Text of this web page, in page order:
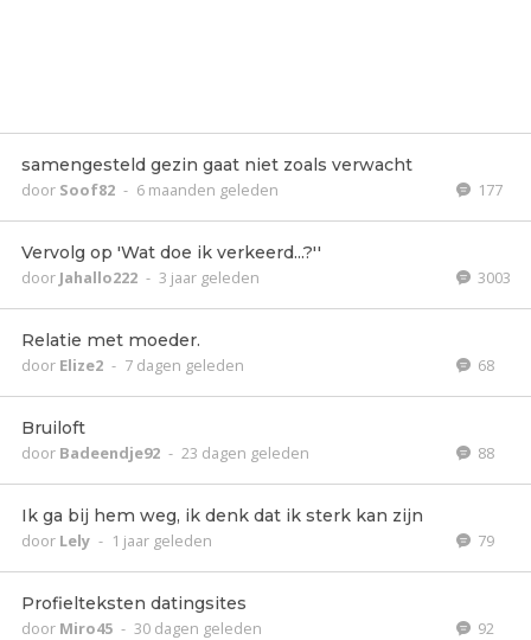
samengesteld gezin gaat niet zoals verwacht
door Soof82 - 6 maanden geleden 177
Vervolg op 'Wat doe ik verkeerd...?''
door Jahallo222 - 3 jaar geleden 3003
Relatie met moeder.
door Elize2 - 7 dagen geleden 68
Bruiloft
door Badeendje92 - 23 dagen geleden 88
Ik ga bij hem weg, ik denk dat ik sterk kan zijn
door Lely - 1 jaar geleden 79
Profielteksten datingsites
door Miro45 - 30 dagen geleden 92